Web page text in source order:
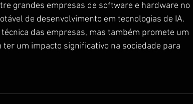
grandes empresas de software e hardware no
de desenvolvimento em tecnologias de IA.
das empresas, mas também promete um
um impacto significativo na sociedade para